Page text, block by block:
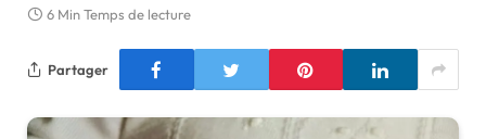
6 Min Temps de lecture
Partager